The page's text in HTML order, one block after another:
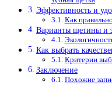
Эффективность и
Как
Варианты щетины и
Как выбрать
Критерии
Заключение
Похожие